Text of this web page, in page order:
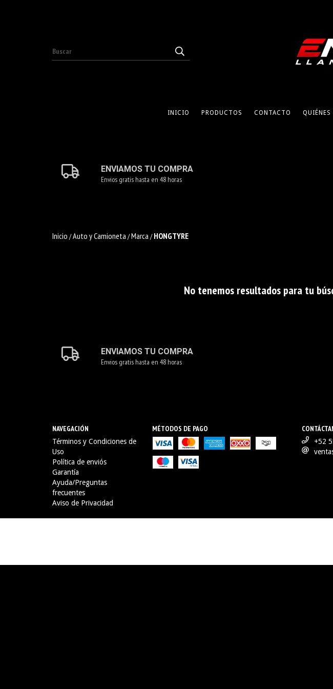
INICIO PRODUCTOS CONTACTO QUIÉNES
ENVIAMOS TU COMPRA
Envios gratis hasta en 48 horas
Inicio /Auto y Camioneta /Marca / HONGTYRE
No tenemos resultados para tu
ENVIAMOS TU COMPRA
Envios gratis hasta en 48 horas
NAVEGACIÓN
Términos y Condiciones de
Uso
Política de enviós
Garantía
Ayuda/Preguntas
frecuentes
Aviso de Privacidad
MÉTODOS DE PAGO
+52